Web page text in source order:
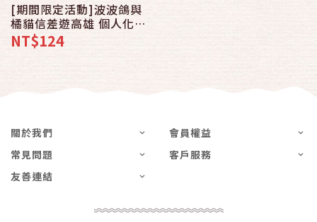
[期間限定活動]波波鴿與
橘貓信差遊高雄 個人化郵
票
NT$124
關於我們
會員權益
常見問題
客戶服務
友善連結